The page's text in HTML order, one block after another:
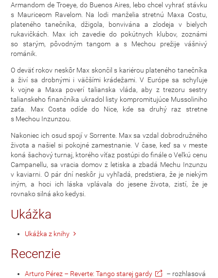
Armandom de Troeye, do Buenos Aires, lebo chcel vyhrať stávku
s Mauriceom Ravelom. Na lodi manželia stretnú Maxa Costu,
plateného tanečníka, džigola, bonvivána a zlodeja v bielych
rukavičkách. Max ich zavedie do pokútnych klubov, zoznámi
so starým, pôvodným tangom a s Mechou prežije vášnivý
románik.
O deväť rokov neskôr Max skončil s kariérou plateného tanečníka
a živí sa drobnými i väčšími krádežami. V Európe sa schyľuje
k vojne a Maxa poverí talianska vláda, aby z trezoru sestry
talianskeho finančníka ukradol listy kompromitujúce Mussoliniho
zaťa. Max Costa odíde do Nice, kde sa druhý raz stretne
s Mechou Inzunzou.
Nakoniec ich osud spojí v Sorrente. Max sa vzdal dobrodružného
života a našiel si pokojné zamestnanie. V čase, keď sa v meste
koná šachový turnaj, ktorého víťaz postúpi do finále o Veľkú cenu
Campanellu, sa vracia domov z letiska a zbadá Mechu Inzunzu
v kaviarni. O pár dní neskôr ju vyhľadá, predstiera, že je niekým
iným, a hoci ich láska vplávala do jesene života, zistí, že je
rovnako silná ako kedysi.
Ukážka
Ukážka z knihy
Recenzie
Arturo Pérez – Reverte: Tango starej gardy
– rozhlasová